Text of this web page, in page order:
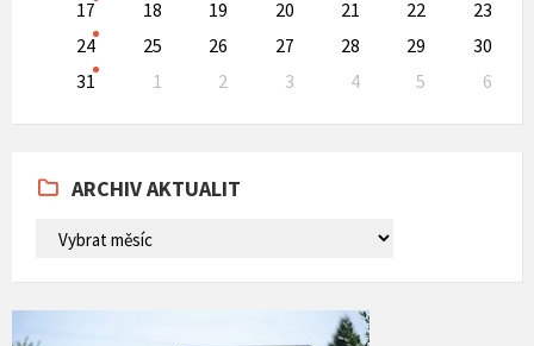
17 18 19 20 21 22
23
24
25 26 27 28 29
30
31
1 2 3 4 5
6
to
ARCHIV AKTUALIT
ARCHIV
AKTUALIT